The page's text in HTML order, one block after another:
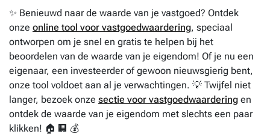
✨ Benieuwd naar de waarde van je vastgoed? Ontdek
onze online tool voor vastgoedwaardering, speciaal
ontworpen om je snel en gratis te helpen bij het
beoordelen van de waarde van je eigendom! Of je nu een
eigenaar, een investeerder of gewoon nieuwsgierig bent,
onze tool voldoet aan al je verwachtingen. 💡 Twijfel niet
langer, bezoek onze sectie voor vastgoedwaardering en
ontdek de waarde van je eigendom met slechts een paar
klikken! 🏠 🏢 💰